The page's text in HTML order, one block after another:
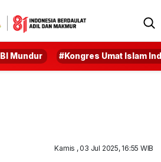
Mundur #Kongres Umat Islam
Kamis , 03 Jul 2025, 16:55 WIB